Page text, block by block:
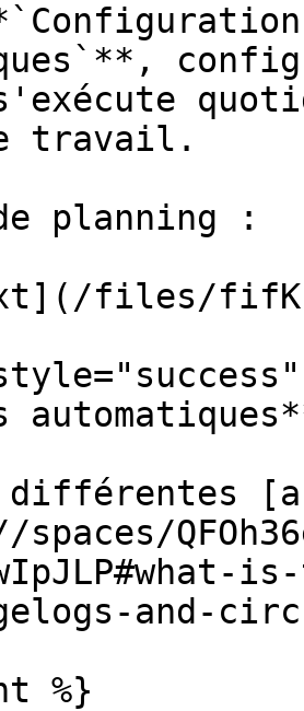
travail.
planning :
files/
and-
%}